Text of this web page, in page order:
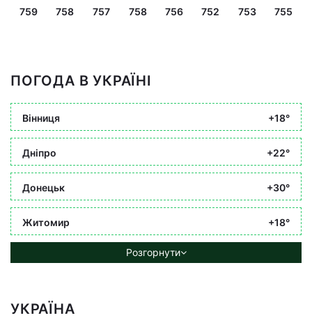
759 758 757 758 756 752 753 755
ПОГОДА В УКРАЇНІ
Вінниця +18°
Дніпро +22°
Донецьк +30°
Житомир +18°
Розгорнути
УКРАЇНА